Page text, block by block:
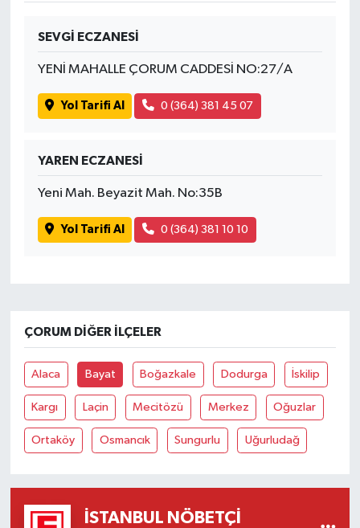
SEVGİ ECZANESİ
YENİ MAHALLE ÇORUM CADDESİ NO:27/A
Yol Tarifi Al 0 (364) 381 45 07
YAREN ECZANESİ
Yeni Mah. Beyazit Mah. No:35B
Yol Tarifi Al 0 (364) 381 10 10
ÇORUM DIĞER İLÇELER
Alaca Bayat Boğazkale Dodurga İskilip
Kargı Laçin Mecitözü Merkez Oğuzlar
Ortaköy Osmancık Sungurlu Uğurludağ
İSTANBUL NÖBETÇI